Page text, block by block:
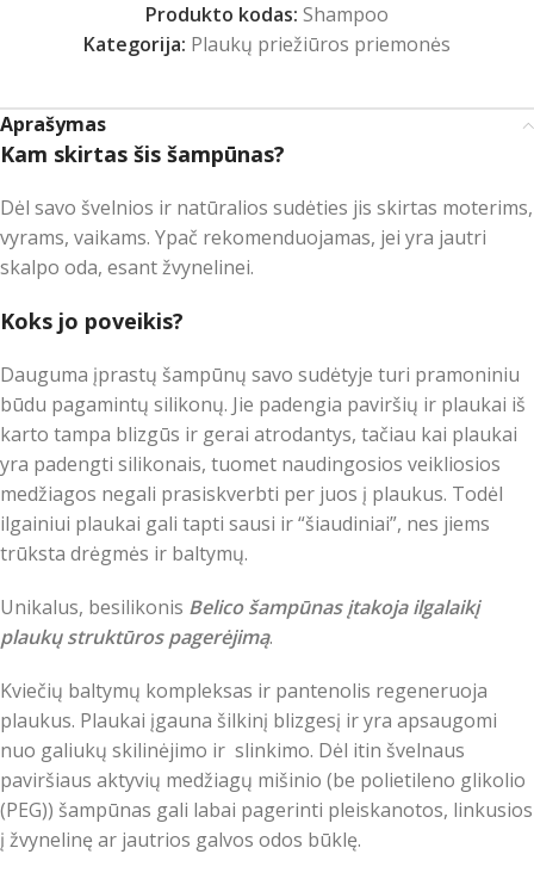
Produkto kodas: Shampoo
Kategorija: Plaukų priežiūros priemonės
Aprašymas
Kam skirtas šis šampūnas?
Dėl savo švelnios ir natūralios sudėties jis skirtas moterims,
vyrams, vaikams. Ypač rekomenduojamas, jei yra jautri
skalpo oda, esant žvynelinei.
Koks jo poveikis?
Dauguma įprastų šampūnų savo sudėtyje turi pramoniniu
būdu pagamintų silikonų. Jie padengia paviršių ir plaukai iš
karto tampa blizgūs ir gerai atrodantys, tačiau kai plaukai
yra padengti silikonais, tuomet naudingosios veikliosios
medžiagos negali prasiskverbti per juos į plaukus. Todėl
ilgainiui plaukai gali tapti sausi ir “šiaudiniai”, nes jiems
trūksta drėgmės ir baltymų.
Unikalus, besilikonis Belico šampūnas įtakoja ilgalaikį
plaukų struktūros pagerėjimą.
Kviečių baltymų kompleksas ir pantenolis regeneruoja
plaukus. Plaukai įgauna šilkinį blizgesį ir yra apsaugomi
nuo galiukų skilinėjimo ir slinkimo. Dėl itin švelnaus
paviršiaus aktyvių medžiagų mišinio (be polietileno glikolio
(PEG)) šampūnas gali labai pagerinti pleiskanotos, linkusios
į žvynelinę ar jautrios galvos odos būklę.